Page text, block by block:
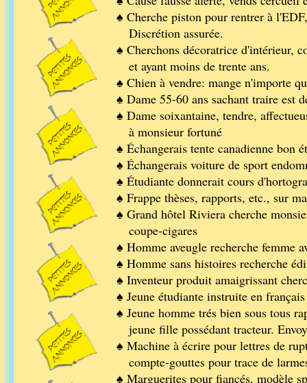
♠ Cherche piston pour rentrer à
Discrétion assurée.
♠ Cherchons décoratrice d'intérieur,
et ayant moins de trente ans.
♠ Chien à vendre: mange n'importe
♠ Dame 55-60 ans sachant traire est
♠ Dame soixantaine, tendre,
à monsieur fortuné
♠ Échangerais tente canadienne bon
♠ Échangerais voiture de sport
♠ Étudiante donnerait cours
♠ Frappe thèses, rapports, etc., sur
♠ Grand hôtel Riviera cherche
coupe-cigares
♠ Homme aveugle recherche femme
♠ Homme sans histoires recherche
♠ Inventeur produit amaigrissant
♠ Jeune étudiante instruite en
♠ Jeune homme trés bien sous tous
jeune fille possédant tracteur.
♠ Machine à écrire pour lettres de
compte-gouttes pour trace de
♠ Marguerites pour fiancés, modèle